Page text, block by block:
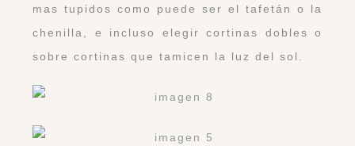
mas tupidos como puede ser el tafetán o la
chenilla, e incluso elegir cortinas dobles o
sobre cortinas que tamicen la luz del sol.